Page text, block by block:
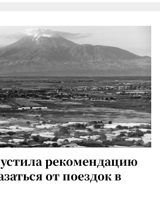
рекомендацию
от поездок в